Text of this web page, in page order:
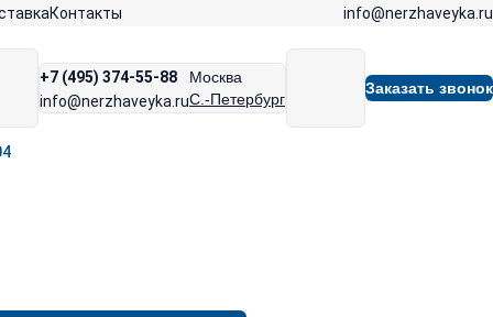
Контакты info@nerzhaveyka.ru
+7 (495) 374-55-88
info@nerzhaveyka.ru
Москва
С.-Петербург
Заказать звонок